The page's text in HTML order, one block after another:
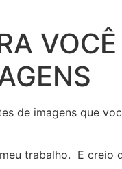
de imagens que
trabalho. E creio